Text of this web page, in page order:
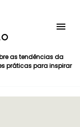
as tendências da
práticas para inspirar